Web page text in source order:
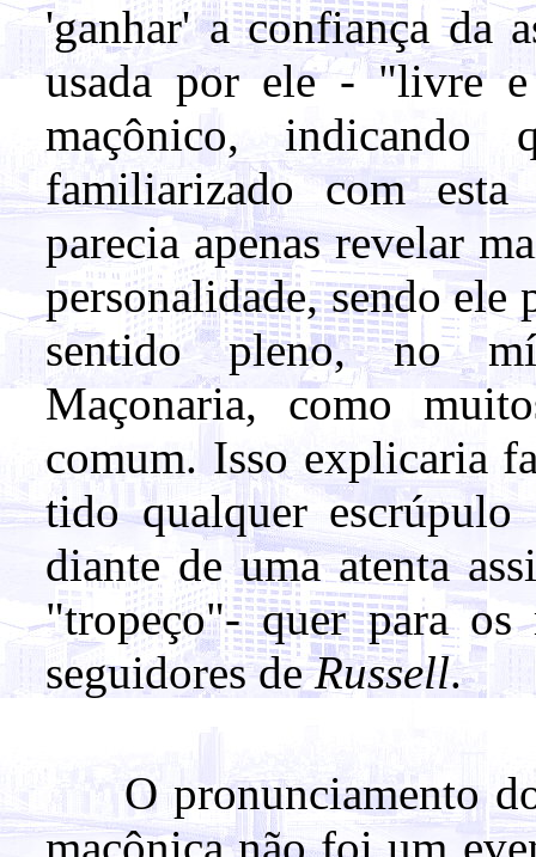
'ganhar' a confiança da
usada por ele - "livre
maçônico,
familiarizado com
parecia apenas revelar
personalidade, sendo
sentido pleno, no
Maçonaria, como
comum. Isso explicaria
tido qualquer
diante de uma atenta
"tropeço"- quer para os
seguidores deRussell.
O pronunciamento do